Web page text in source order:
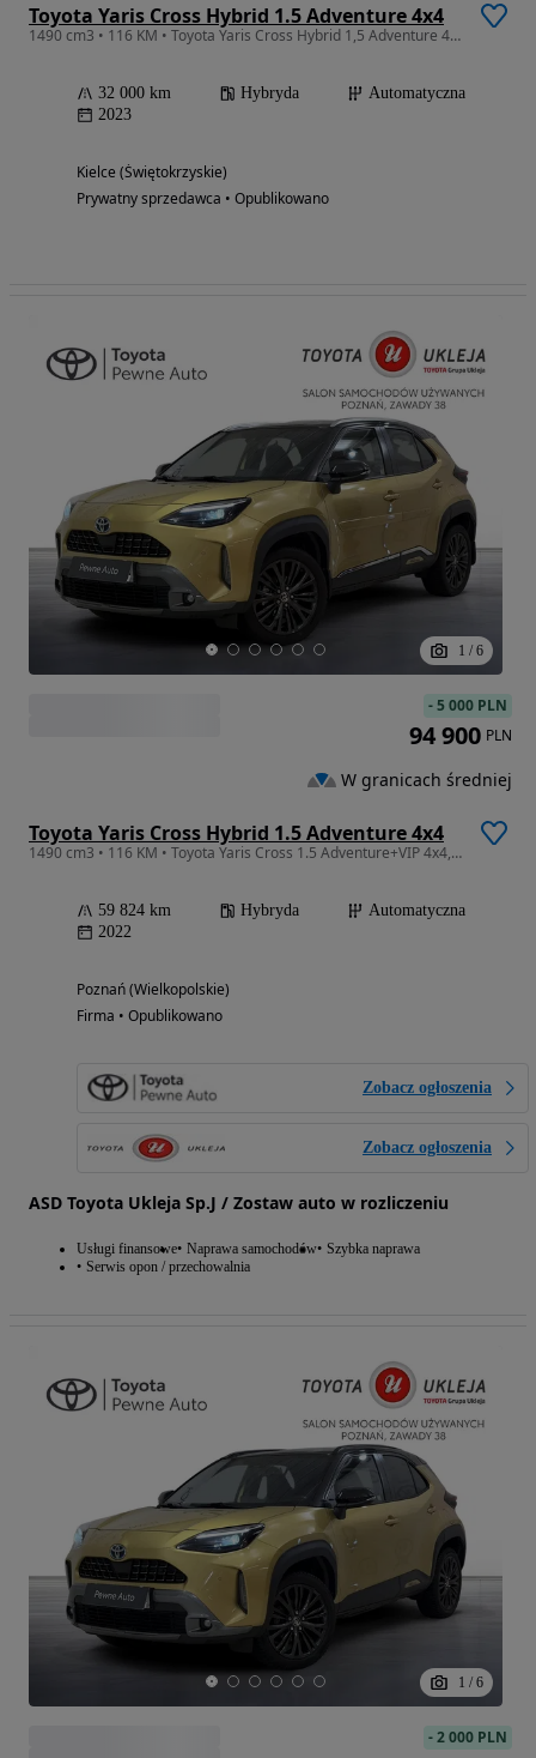
Toyota Yaris Cross Hybrid 1.5 Adventure 4x4
1490 cm3 • 116 KM • Toyota Yaris Cross Hybrid 1,5 Adventure 4x4
32 000 km Hybryda
Automatyczna
2023
Kielce (Świętokrzyskie)
Prywatny sprzedawca • Opublikowano
1 / 6
Toyota Yaris Cross Hybrid 1.5 Adventure 4x4
1490 cm3 • 116 KM • Toyota Yaris Cross 1.5 Adventure+VIP 4x4, Hybryda, salon PL, FV marża.
59 824 km Hybryda
Automatyczna
2022
Poznań (Wielkopolskie)
Firma • Opublikowano
Zobacz ogłoszenia
Zobacz ogłoszenia
ASD Toyota Ukleja Sp.J / Zostaw auto w rozliczeniu
Usługi finansowe Naprawa samochodów Szybka naprawa
Serwis opon / przechowalnia
-5 000 PLN
94 900 PLN
W granicach średniej
1 / 6
-2 000 PLN